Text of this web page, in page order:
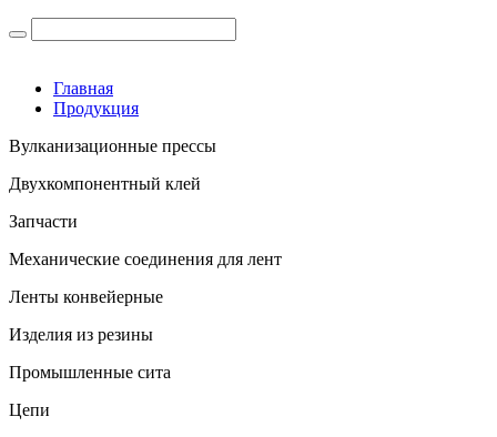
Главная
Продукция
Вулканизационные прессы
Двухкомпонентный клей
Запчасти
Механические соединения для лент
Ленты конвейерные
Изделия из резины
Промышленные сита
Цепи